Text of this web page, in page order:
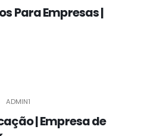
Para Empresas |
ADMIN1
| Empresa de